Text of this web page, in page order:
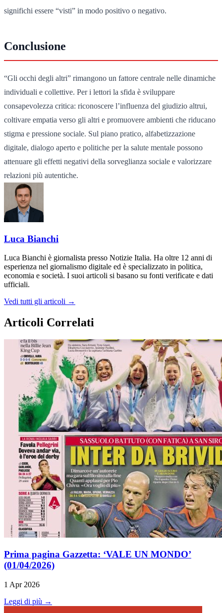
significhi essere “visti” in modo positivo o negativo.
Conclusione
“Gli occhi degli altri” rimangono un fattore centrale nelle dinamiche
individuali e collettive. Per i lettori la sfida è sviluppare
consapevolezza critica: riconoscere l’influenza del giudizio altrui,
coltivare empatia verso gli altri e promuovere ambienti che riducano
stigma e pressione sociale. Sul piano pratico, alfabetizzazione
digitale, dialogo aperto e politiche per la salute mentale possono
attenuare gli effetti negativi della sorveglianza sociale e valorizzare
relazioni più autentiche.
Luca Bianchi
Luca Bianchi è giornalista presso Notizie Italia. Ha oltre 12 anni di
esperienza nel giornalismo digitale ed è specializzato in politica,
economia e società. I suoi articoli si basano su fonti verificate e dati
ufficiali.
Vedi tutti gli articoli →
Articoli Correlati
Prima pagina Gazzetta: ‘VALE UN MONDO’
(01/04/2026)
1 Apr 2026
Leggi di più →